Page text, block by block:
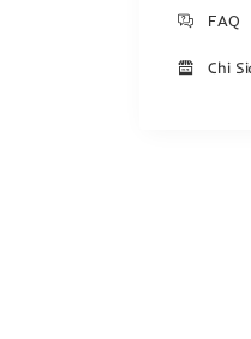
FAQ
Chi